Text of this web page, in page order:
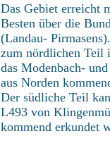
Das Gebiet erreicht
Besten über die
(Landau-
zum nördlichen Teil
das Modenbach-
aus Norden
Der südliche Teil
L493 von
kommend erkundet